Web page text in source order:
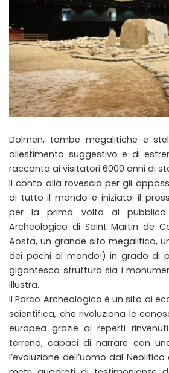
Dolmen, tombe megalitiche e
allestimento suggestivo e di
racconta ai visitatori 6000 anni di
Il conto alla rovescia per gli
di tutto il mondo è iniziato: il
per la prima volta al
Archeologico di Saint Martin de
Aosta, un grande sito megalitico,
dei pochi al mondo!) in grado di
gigantesca struttura sia i
illustra.
Il Parco Archeologico è un sito di
scientifica, che rivoluziona le
europea grazie ai reperti
terreno, capaci di narrare con
l’evoluzione dell’uomo dal Neolitico